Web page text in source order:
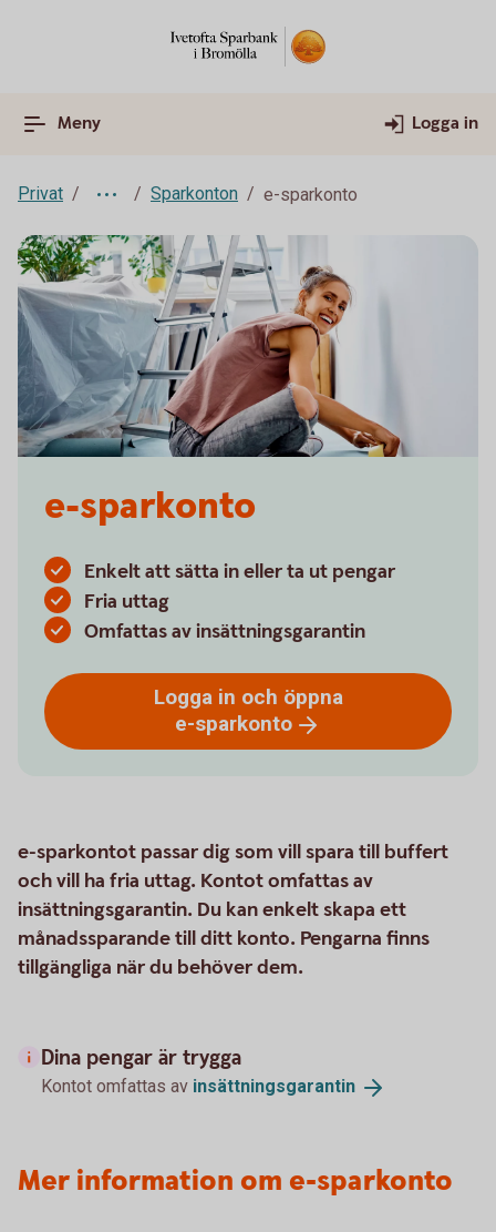
Meny Logga in
Privat Sparkonton e-sparkonto
e-sparkonto
Enkelt att sätta in eller ta ut pengar
Fria uttag
Omfattas av insättningsgarantin
Logga in och öppna
e-sparkonto
e-sparkontot passar dig som vill spara till buffert
och vill ha fria uttag. Kontot omfattas av
insättningsgarantin. Du kan enkelt skapa ett
månadssparande till ditt konto. Pengarna finns
tillgängliga när du behöver dem.
Dina pengar är trygga
Kontot omfattas av insättningsgarantin
Mer information om e-sparkonto